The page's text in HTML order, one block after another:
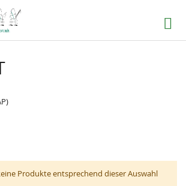
Suche
Produkte entsprechend dieser Auswahl